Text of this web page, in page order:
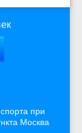
при
Москва